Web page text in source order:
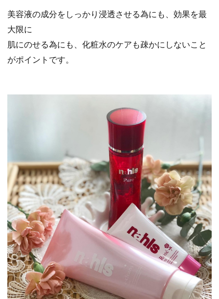
美容液の成分をしっかり浸透させる為にも、効果を最
大限に
肌にのせる為にも、化粧水のケアも疎かにしないこと
がポイントです。